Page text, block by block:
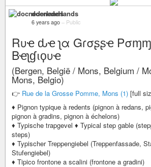
docnederlands
6 years ago – Public
Rυҽ ԃҽ ʅα Gɾσʂʂҽ
Bҽʅɠιϙυҽ
(Bergen, België / Mons, Belgium /
Mons, Belgio)
👉 Rue de la Grosse Pomme, Mons (1) [full
♦ Pignon typique à redents (pignon à redans,
pignon à gradins, pignon à échelons)
♦ Typische trapgevel ♦ Typical step gable
steps)
♦ Typischer Treppengiebel (Treppenfassade,
Stufengiebel)
♦ Tipico frontone a scalini (frontone a gradini)